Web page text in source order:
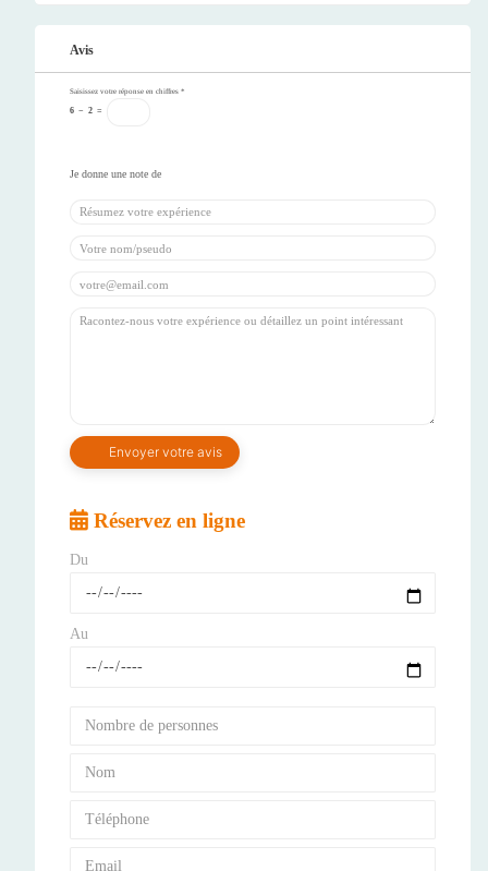
Avis
Saisissez votre réponse en chiffres *
6 − 2 =
Réservez en ligne
Du
Au